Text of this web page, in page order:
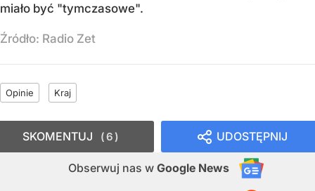
miało być "tymczasowe".
Źródło: Radio Zet
Opinie Kraj
UDOSTĘPNIJ
Obserwuj nas w Google News
SKOMENTUJ 6